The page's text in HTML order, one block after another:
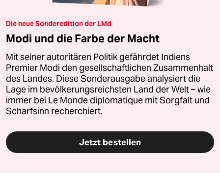
Die neue Sonderedition der LMd
Modi und die Farbe der Macht
Mit seiner autoritären Politik gefährdet Indiens
Premier Modi den gesellschaftlichen Zusammenhalt
des Landes. Diese Sonderausgabe analysiert die
Lage im bevölkerungsreichsten Land der Welt – wie
immer bei Le Monde diplomatique mit Sorgfalt und
Scharfsinn recherchiert.
Jetzt bestellen